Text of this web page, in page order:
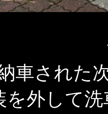
車された
を外して